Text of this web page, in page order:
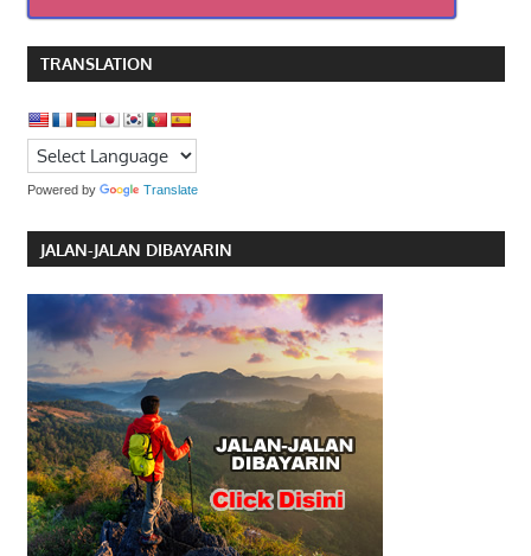
TRANSLATION
Powered by Translate
JALAN-JALAN DIBAYARIN